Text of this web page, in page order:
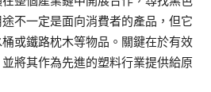
不一定是面向消費者的產品，但它
或鐵路枕木等物品。關鍵在於有效
將其作為先進的塑料行業提供給原